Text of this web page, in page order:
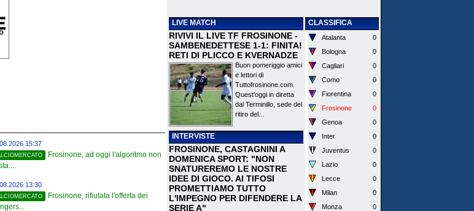
15:37
Frosinone, ad oggi l'algoritmo non
13:30
Frosinone, rifiutata l'offerta dei
LIVE MATCH
RIVIVI IL LIVE TF FROSINONE -
SAMBENEDETTESE 1-1: FINITA!
RETI DI PLICCO E KVERNADZE
Buon pomeriggio amici
e lettori di
Tuttofrosinone.com.
Quest'oggi in diretta
dal Terminillo, sede del
ritiro del...
INTERVISTE
FROSINONE, CASTAGNINI A
DOMENICA SPORT: "NON
SNATUREREMO LE NOSTRE
IDEE DI GIOCO. AI TIFOSI
PROMETTIAMO TUTTO
L'IMPEGNO PER DIFENDERE LA
SERIE A"
CLASSIFICA
Atalanta
0
Bologna
0
Cagliari
0
Como
0
Fiorentina
0
Frosinone
0
Genoa
0
Inter
0
Juventus
0
Lazio
0
Lecce
0
Milan
0
Monza
0